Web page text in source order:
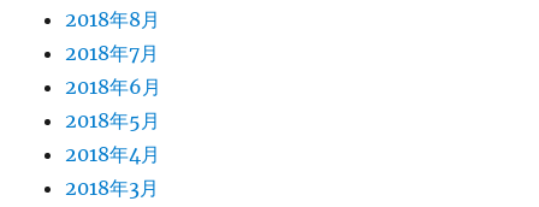
2018年8月
2018年7月
2018年6月
2018年5月
2018年4月
2018年3月